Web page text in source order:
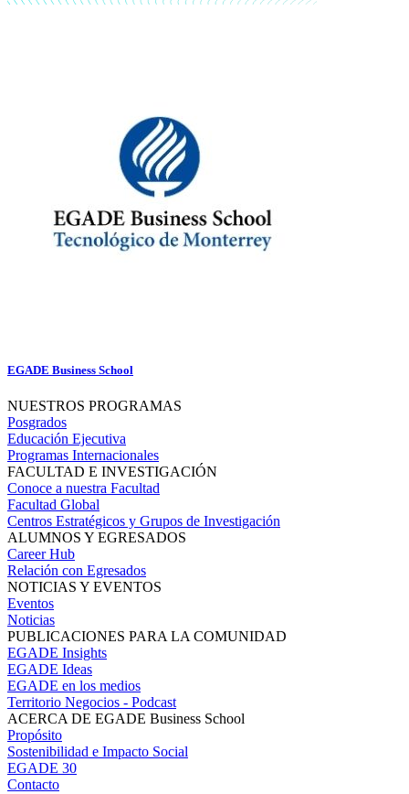
EGADE Business School
NUESTROS PROGRAMAS
Posgrados
Educación Ejecutiva
Programas Internacionales
FACULTAD E INVESTIGACIÓN
Conoce a nuestra Facultad
Facultad Global
Centros Estratégicos y Grupos de Investigación
ALUMNOS Y EGRESADOS
Career Hub
Relación con Egresados
NOTICIAS Y EVENTOS
Eventos
Noticias
PUBLICACIONES PARA LA COMUNIDAD
EGADE Insights
EGADE Ideas
EGADE en los medios
Territorio Negocios - Podcast
ACERCA DE EGADE Business School
Propósito
Sostenibilidad e Impacto Social
EGADE 30
Contacto